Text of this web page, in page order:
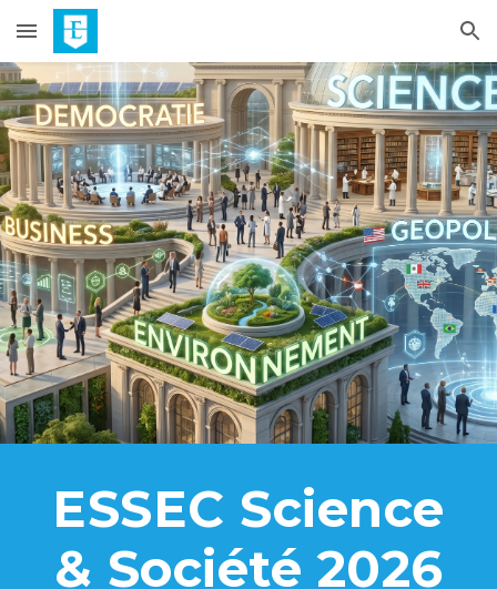
Skip to main content Skip to navigation
ESSEC Science
& Société 2026